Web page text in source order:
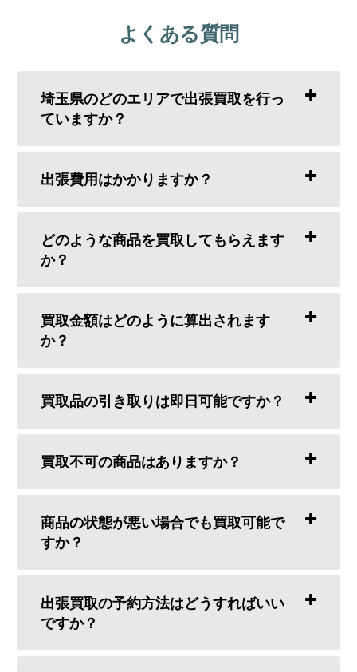
よくある質問
埼玉県のどのエリアで出張買取を行っ
ていますか？
出張費用はかかりますか？
どのような商品を買取してもらえます
か？
買取金額はどのように算出されます
か？
買取品の引き取りは即日可能ですか？
買取不可の商品はありますか？
商品の状態が悪い場合でも買取可能で
すか？
出張買取の予約方法はどうすればいい
ですか？